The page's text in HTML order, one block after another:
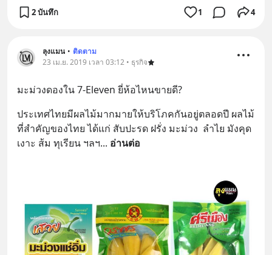
2 บันทึก 1 4
ลุงแมน • ติดตาม
23 เม.ย. 2019 เวลา 03:12 • ธุรกิจ
มะม่วงดองใน 7-Eleven ยี่ห้อไหนขายดี?
ประเทศไทยมีผลไม้มากมายให้บริโภคกันอยู่ตลอดปี ผลไม้
ที่สำคัญของไทย ได้แก่ สับปะรด ฝรั่ง มะม่วง  ลำไย มังคุด
เงาะ ส้ม ทุเรียน ฯลฯ... อ่านต่อ